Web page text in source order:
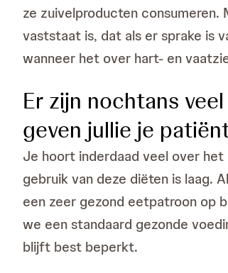
ze zuivelproducten
vaststaat is, dat als er sprake is
wanneer het over hart- en
Er zijn nochtans
geven jullie je
Je hoort inderdaad veel over
gebruik van deze diëten is laag.
een zeer gezond eetpatroon op
we een standaard gezonde
blijft best beperkt.